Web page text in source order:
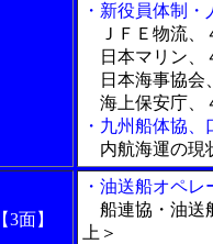
・新役員体制
ＪＦＥ物流、
日本マリン、
日本海事協会
海上保安庁、
・九州船体協
内航海運の現
【3面】
・油送船オペ
船連協・油送
上＞